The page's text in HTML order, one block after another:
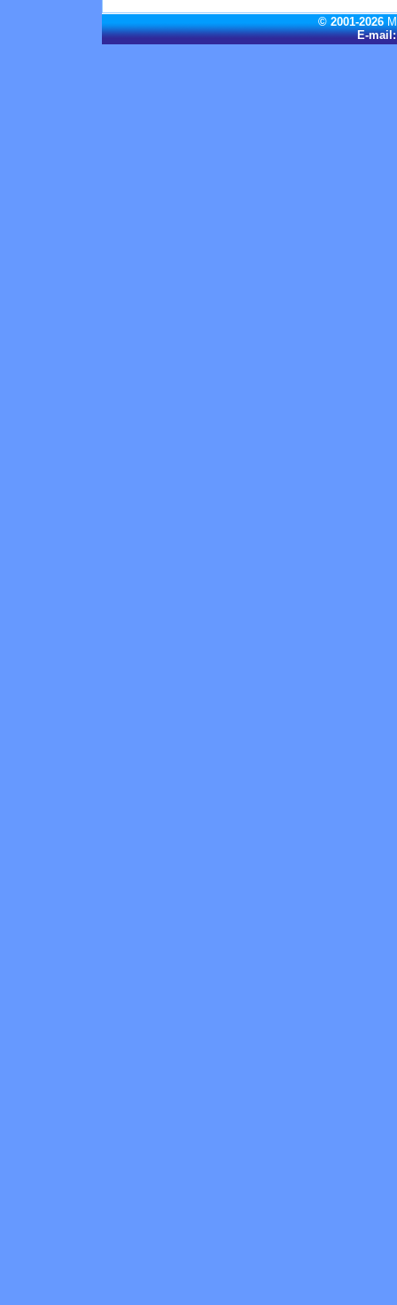
© 2001-2026
E-